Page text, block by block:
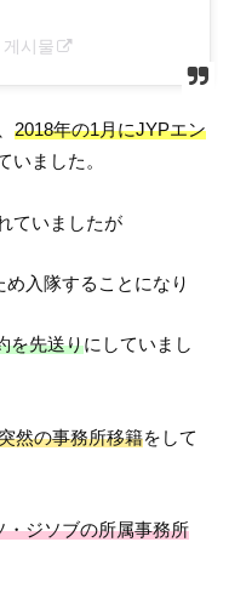
시물
2018年の1月にJYPエン
いました。
ていましたが
入隊することになり
を先送りにしていまし
然の事務所移籍をして
・ジソブの所属事務所